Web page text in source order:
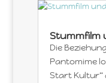
Stummfilm
Die
Pantomime
Start Kultur“